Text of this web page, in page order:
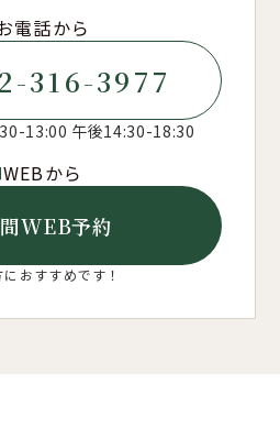
電話から
316-3977
13:00 午後14:30-18:30
WEBから
WEB予約
おすすめです！